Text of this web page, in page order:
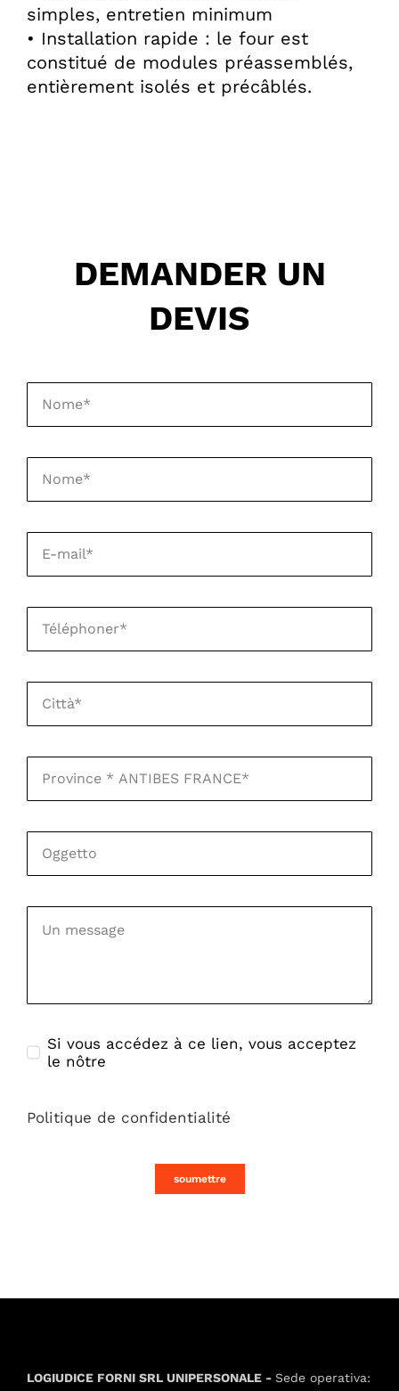
simples, entretien minimum
• Installation rapide : le four est
constitué de modules préassemblés,
entièrement isolés et précâblés.
DEMANDER UN
DEVIS
Si vous accédez à ce lien, vous acceptez
le nôtre
Politique de confidentialité
soumettre
LOGIUDICE FORNI SRL UNIPERSONALE - Sede operativa: